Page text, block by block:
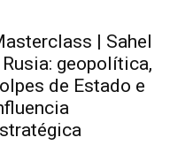
| Sahel
geopolítica,
de Estado e